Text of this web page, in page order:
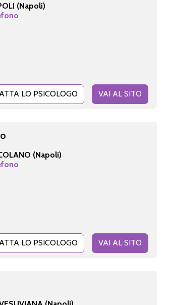
(Napoli)
LO PSICOLOGO VAI AL SITO
(Napoli)
LO PSICOLOGO VAI AL SITO